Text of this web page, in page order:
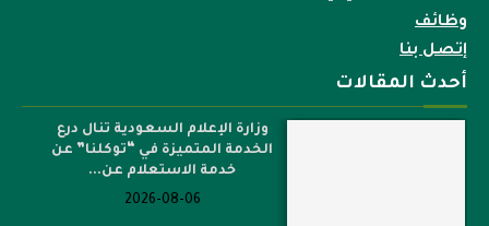
وظائف
إتصل بنا
أحدث المقالات
وزارة الإعلام السعودية تنال درع
الخدمة المتميزة في “توكلنا” عن
خدمة الاستعلام عن...
2026-08-06